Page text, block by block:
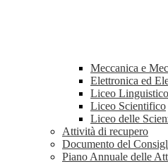
Meccanica e
Elettronica ed
Liceo Linguistico
Liceo Scientifico
Liceo delle
Attività di recupero
Documento del
Piano Annuale delle